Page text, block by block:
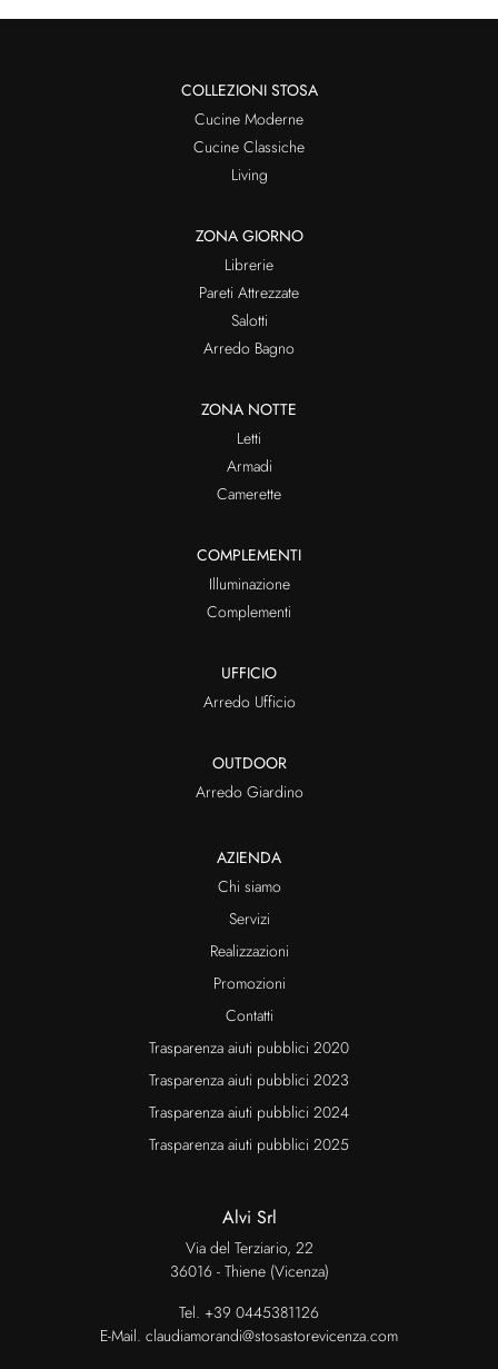
COLLEZIONI STOSA
Cucine Moderne
Cucine Classiche
Living
ZONA GIORNO
Librerie
Pareti Attrezzate
Salotti
Arredo Bagno
ZONA NOTTE
Letti
Armadi
Camerette
COMPLEMENTI
Illuminazione
Complementi
UFFICIO
Arredo Ufficio
OUTDOOR
Arredo Giardino
AZIENDA
Chi siamo
Servizi
Realizzazioni
Promozioni
Contatti
Trasparenza aiuti pubblici 2020
Trasparenza aiuti pubblici 2023
Trasparenza aiuti pubblici 2024
Trasparenza aiuti pubblici 2025
Alvi Srl
Via del Terziario, 22
36016 - Thiene (Vicenza)
Tel. +39 0445381126
E-Mail. claudiamorandi@stosastorevicenza.com